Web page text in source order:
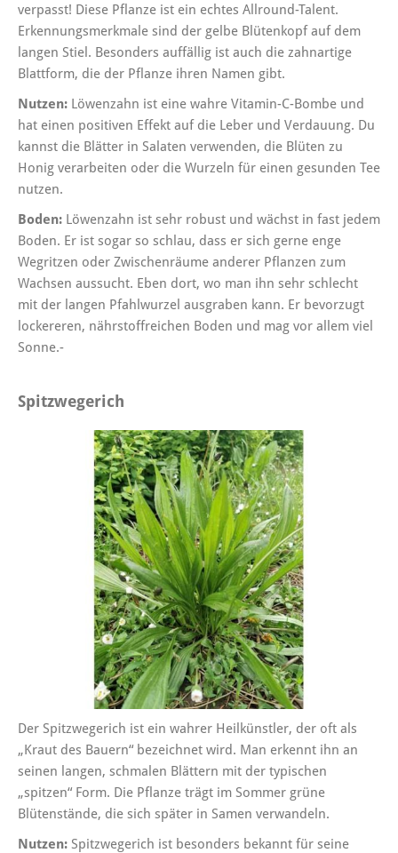
verpasst! Diese Pflanze ist ein echtes Allround-Talent.
Erkennungsmerkmale sind der gelbe Blütenkopf auf dem
langen Stiel. Besonders auffällig ist auch die zahnartige
Blattform, die der Pflanze ihren Namen gibt.
Nutzen: Löwenzahn ist eine wahre Vitamin-C-Bombe und
hat einen positiven Effekt auf die Leber und Verdauung. Du
kannst die Blätter in Salaten verwenden, die Blüten zu
Honig verarbeiten oder die Wurzeln für einen gesunden Tee
nutzen.
Boden: Löwenzahn ist sehr robust und wächst in fast jedem
Boden. Er ist sogar so schlau, dass er sich gerne enge
Wegritzen oder Zwischenräume anderer Pflanzen zum
Wachsen aussucht. Eben dort, wo man ihn sehr schlecht
mit der langen Pfahlwurzel ausgraben kann. Er bevorzugt
lockereren, nährstoffreichen Boden und mag vor allem viel
Sonne.-
Spitzwegerich
Der Spitzwegerich ist ein wahrer Heilkünstler, der oft als
„Kraut des Bauern“ bezeichnet wird. Man erkennt ihn an
seinen langen, schmalen Blättern mit der typischen
„spitzen“ Form. Die Pflanze trägt im Sommer grüne
Blütenstände, die sich später in Samen verwandeln.
Nutzen: Spitzwegerich ist besonders bekannt für seine